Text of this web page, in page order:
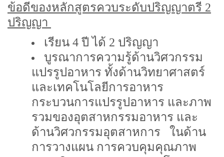
ข้อดีของหลักสูตรควบระดับปริญญาตรี 2
ปริญญา
เรียน 4 ปี ได้ 2 ปริญญา
บูรณาการความรู้ด้านวิศวกรรม
แปรรูปอาหาร ทั้งด้านวิทยาศาสตร์
และเทคโนโลยีการอาหาร
กระบวนการแปรรูปอาหาร และภาพ
รวมของอุตสาหกรรมอาหาร และ
ด้านวิศวกรรมอุตสาหการ ในด้าน
การวางแผน การควบคุมคุณภาพ